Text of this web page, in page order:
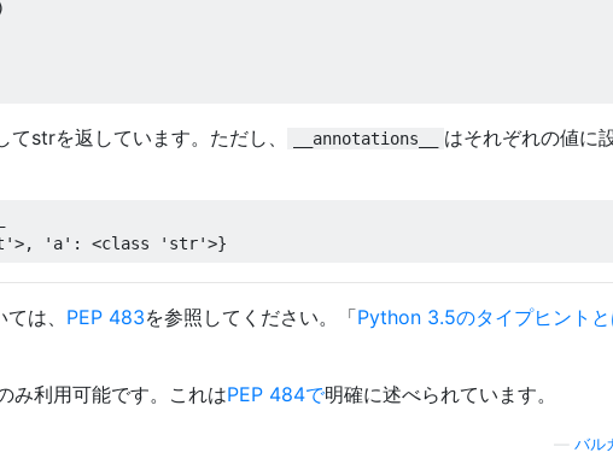
strを返しています。ただし、 __annotations__
はそれぞれの値に
>, 'a' : <class 'str'>}
は、 PEP 483を参照してください。「Python 3.5のタイプヒントと
み利用可能です。これはPEP 484で明確に述べられています。
バル